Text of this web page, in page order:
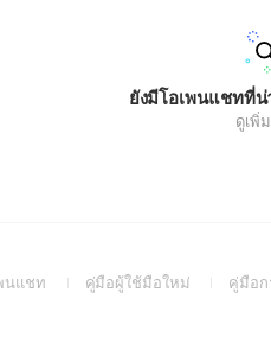
ยังมีโอเพนแชทที่
ดูเพิ่
นแชท
(Openคู่มือผู้ใช้มือใหม่
(Openคู่มือก